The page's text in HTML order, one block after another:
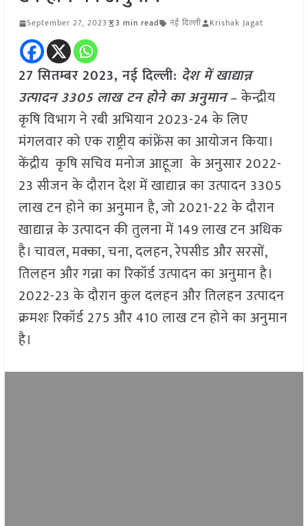
September 27, 2023 3 min read नई दिल्ली Krishak Jagat
27 सितम्बर 2023, नई दिल्ली: देश में खाद्यान्न
उत्पादन 3305 लाख टन होने का अनुमान– केन्द्रीय
कृषि विभाग ने रबी अभियान 2023-24 के लिए
मंगलवार को एक राष्ट्रीय कांफ्रेंस का आयोजन किया।
केंद्रीय कृषि सचिव मनोज आहूजा के अनुसार 2022-
23 सीजन के दौरान देश में खाद्यान्न का उत्पादन 3305
लाख टन होने का अनुमान है, जो 2021-22 के दौरान
खाद्यान्न के उत्पादन की तुलना में 149 लाख टन अधिक
है। चावल, मक्का, चना, दलहन, रेपसीड और सरसों,
तिलहन और गन्ना का रिकॉर्ड उत्पादन का अनुमान है।
2022-23 के दौरान कुल दलहन और तिलहन उत्पादन
क्रमशः रिकॉर्ड 275 और 410 लाख टन होने का अनुमान
है।